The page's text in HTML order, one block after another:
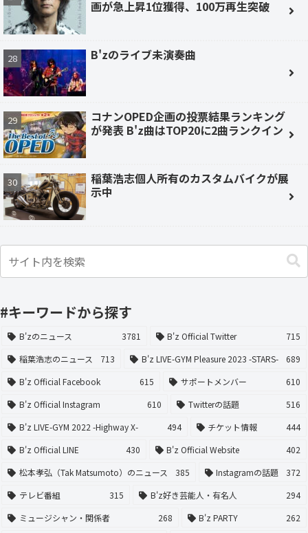
画が急上昇1位獲得、100万再生突破
B'zのライブ未演奏曲
コナンOPED企画の投票結果ランキング
が発表 B'z曲はTOP20に2曲ランクイン
稲葉浩志個人所有のカスタムバイクが展
示中
#キーワードから探す
B'zのニュース 3781 B'z Official Twitter
715
稲葉浩志のニュース
713 B'z LIVE-GYM Pleasure 2023 -STARS-
689
B'z Official Facebook
615 サポートメンバー
610
B'z Official Instagram
610 Twitterの話題
516
B'z LIVE-GYM 2022 -Highway X-
494 チケット情報
444
B'z Official LINE
430 B'z Official Website
402
松本孝弘（Tak Matsumoto）のニュース
385 Instagramの話題
372
テレビ番組
315 B'z好き芸能人・有名人
294
ミュージシャン・関係者
268 B'z PARTY
262